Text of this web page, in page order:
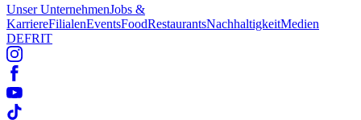
Unser UnternehmenJobs &
KarriereFilialenEventsFoodRestaurantsNachhaltigkeitMedien
DEFRIT